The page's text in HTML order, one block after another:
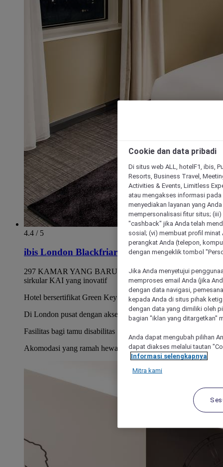
4.4 / 5
ibis London Blackfriars
297 KAMAR YANG BARU DIRENOVASI hingga konsep
sirkular KAI yang inovatif
Hotel bersertifikat Green Key
Di London pusat dengan akses mudah ke tempat wisata
Fasilitas bagi tamu disabilitas
Akomodasi yang ramah hewan peliharaan
Cookie dan data pribadi
Di situs web ALL, hotelF1, ibis,
Resorts, Business Travel,
Activities & Events, Limitless
atau mengakses informasi
menyediakan layanan yang
mempersonalisasi fitur situs;
"cashback" jika Anda telah
sosial; (vi) membuat profil
perangkat Anda (telepon,
dengan mengeklik tombol
Jika Anda menyetujui
memproses email Anda (jika
dengan data navigasi,
kepada Anda di situs pihak
dengan data yang dimiliki oleh
bagian "iklan yang ditargetkan"
Anda dapat mengubah pilihan
dapat diakses melalui tautan
Informasi selengkapnya
Mitra kami